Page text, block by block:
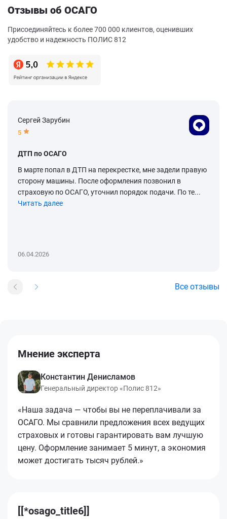
Отзывы об ОСАГО
Присоединяйтесь к более 700 000 клиентов, оценивших
удобство и надежность ПОЛИС 812
Сергей Зарубин
5
ДТП по ОСАГО
В марте попал в ДТП на перекрестке, мне задели правую
сторону машины. После оформления позвонил в
страховую по ОСАГО, уточнил порядок подачи. По те...
Читать далее
06.04.2026
Все отзывы
Мнение эксперта
Константин Денисламов
Генеральный директор «Полис 812»
«Наша задача — чтобы вы не переплачивали за
ОСАГО. Мы сравнили предложения всех ведущих
страховых и готовы гарантировать вам лучшую
цену. Оформление занимает 5 минут, а экономия
может достигать тысяч рублей.»
[[*osago_title6]]